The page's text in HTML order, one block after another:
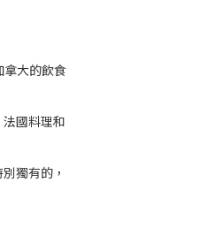
大的飲食
國料理和
獨有的，